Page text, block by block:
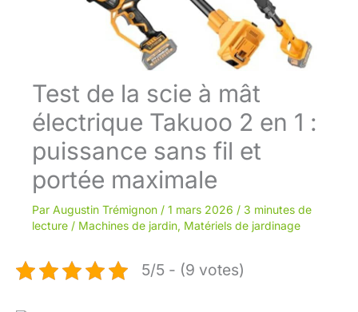
Test de la scie à mât
électrique Takuoo 2 en 1 :
puissance sans fil et
portée maximale
Par Augustin Trémignon / 1 mars 2026 / 3 minutes de
lecture / Machines de jardin, Matériels de jardinage
5/5 - (9 votes)